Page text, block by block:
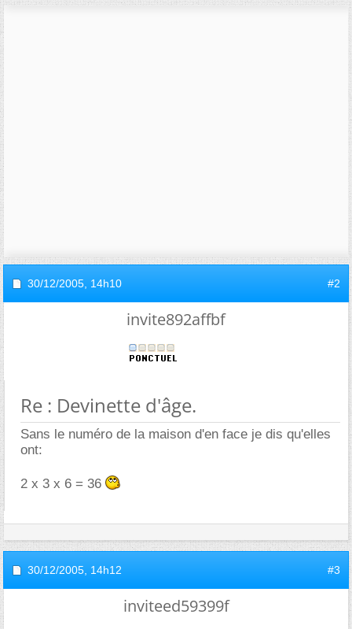
30/12/2005, 14h10 #2
invite892affbf
Re : Devinette d'âge.
Sans le numéro de la maison d'en face je dis qu'elles
ont:
2 x 3 x 6 = 36
30/12/2005, 14h12 #3
inviteed59399f